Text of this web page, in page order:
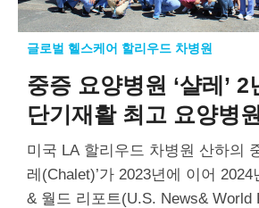
글로벌 헬스케어 할리우드 차병원
중증 요양병원 ‘샬레’ 2
단기재활 최고 요양병
미국 LA 할리우드 차병원 산하의
레(Chalet)’가 2023년에 이어 2024
& 월드 리포트(U.S. News& World